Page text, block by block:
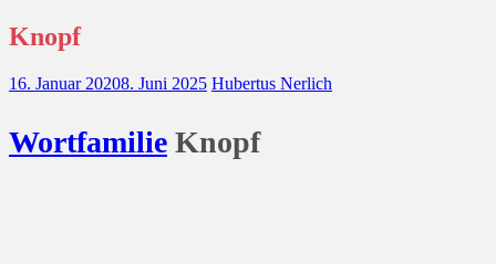
Knopf
16. Januar 20208. Juni 2025 Hubertus Nerlich
Wortfamilie Knopf